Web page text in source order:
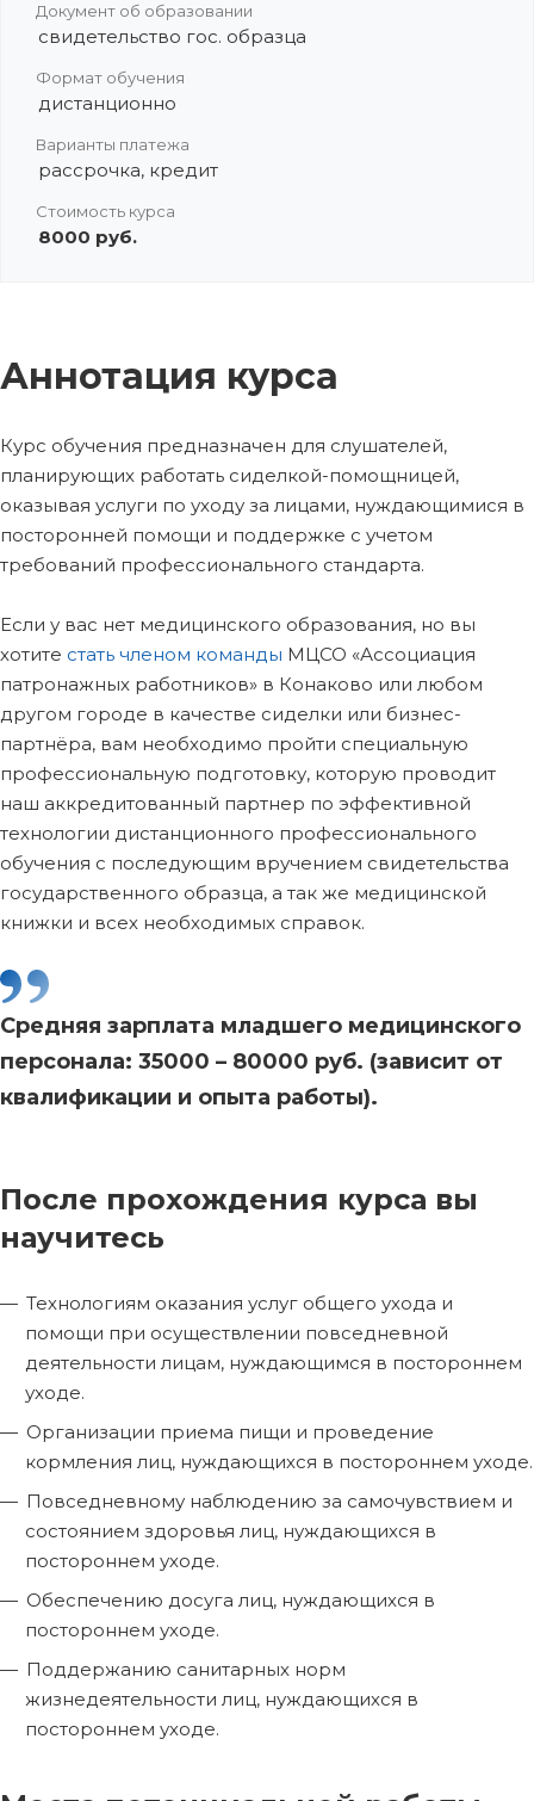
Документ об образовании
свидетельство гос. образца
Формат обучения
дистанционно
Варианты платежа
рассрочка, кредит
Стоимость курса
8000 руб.
Аннотация курса
Курс обучения предназначен для слушателей,
планирующих работать сиделкой-помощницей,
оказывая услуги по уходу за лицами, нуждающимися в
посторонней помощи и поддержке с учетом
требований профессионального стандарта.
Если у вас нет медицинского образования, но вы
хотите стать членом команды МЦСО «Ассоциация
патронажных работников» в Конаково или любом
другом городе в качестве сиделки или бизнес-
партнёра, вам необходимо пройти специальную
профессиональную подготовку, которую проводит
наш аккредитованный партнер по эффективной
технологии дистанционного профессионального
обучения с последующим вручением свидетельства
государственного образца, а так же медицинской
книжки и всех необходимых справок.
Средняя зарплата младшего медицинского
персонала: 35000 – 80000 руб. (зависит от
квалификации и опыта работы).
После прохождения курса вы
научитесь
Технологиям оказания услуг общего ухода и
помощи при осуществлении повседневной
деятельности лицам, нуждающимся в постороннем
уходе.
Организации приема пищи и проведение
кормления лиц, нуждающихся в постороннем уходе.
Повседневному наблюдению за самочувствием и
состоянием здоровья лиц, нуждающихся в
постороннем уходе.
Обеспечению досуга лиц, нуждающихся в
постороннем уходе.
Поддержанию санитарных норм
жизнедеятельности лиц, нуждающихся в
постороннем уходе.